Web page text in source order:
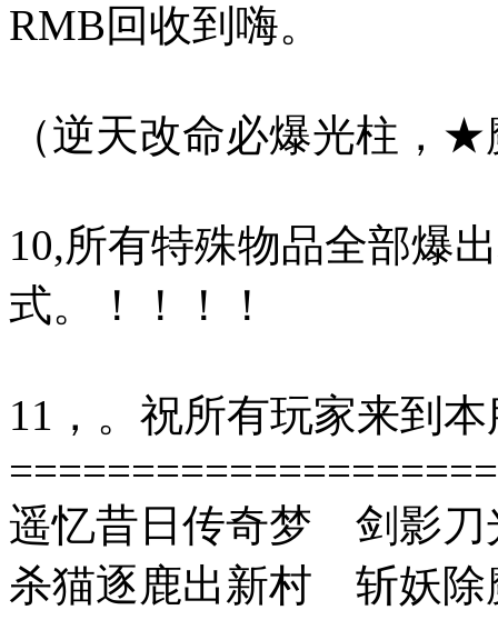
RMB回收到嗨。
（逆天改命必爆光柱
10,所有特殊物品全部爆
式。！！！！
11，。祝所有玩家来到
遥忆昔日传奇梦 剑影
杀猫逐鹿出新村 斩妖